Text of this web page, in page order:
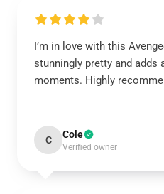
I’m in love with this
stunningly pretty and
moments. Highly
C Cole
Verified owner